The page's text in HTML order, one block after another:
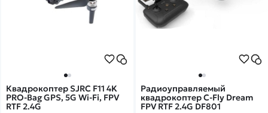
Квадрокоптер SJRC F11 4K
PRO-Bag GPS, 5G Wi-Fi, FPV
RTF 2.4G
Радиоуправляемый
квадрокоптер C-Fly Dream
FPV RTF 2.4G DF801